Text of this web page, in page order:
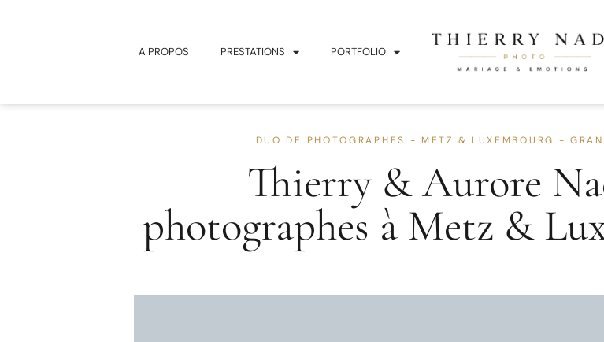
A PROPOS PRESTATIONS PORTFOLIO
DUO DE PHOTOGRAPHES - METZ & LUXEMBOURG -
Thierry & Aurore
photographes à Metz &